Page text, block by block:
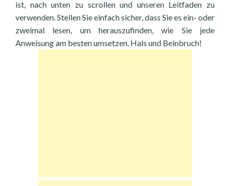
ist, nach unten zu scrollen und unseren Leitfaden zu
verwenden. Stellen Sie einfach sicher, dass Sie es ein- oder
zweimal lesen, um herauszufinden, wie Sie jede
Anweisung am besten umsetzen. Hals und Beinbruch!